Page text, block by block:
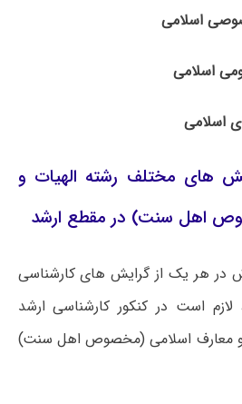
های مختلف رشته الهیات و
اهل سنت) در مقطع ارشد
در هر یک از گرایش های کارشناسی
لازم است در کنکور کارشناسی ارشد
و معارف اسلامی (مخصوص اهل سنت)